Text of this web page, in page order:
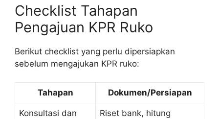
Checklist Tahapan
Pengajuan KPR Ruko
Berikut checklist yang perlu dipersiapkan
sebelum mengajukan KPR ruko:
Tahapan Dokumen/Persiapan
Konsultasi dan
Riset bank, hitung